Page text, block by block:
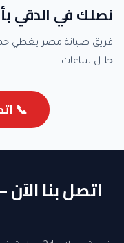
نصلك في الدقي
فريق صيانة مصر يغطي
خلال ساعات.
📞 اتصل:
اتصل بنا